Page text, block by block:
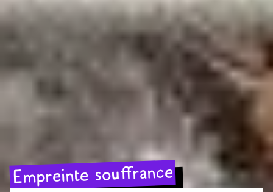
Empreinte souffrance